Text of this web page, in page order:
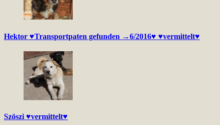
Hektor ♥Transportpaten gefunden →6/2016♥ ♥vermittelt♥
Szöszi ♥vermittelt♥